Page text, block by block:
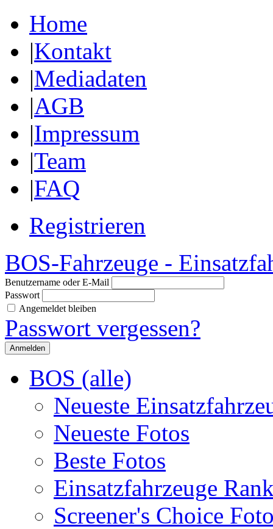
Home
|Kontakt
|Mediadaten
|AGB
|Impressum
|Team
|FAQ
Registrieren
BOS-Fahrzeuge -
Benutzername oder E-Mail
Passwort
Angemeldet bleiben
Passwort vergessen?
BOS (alle)
Neueste
Neueste Fotos
Beste Fotos
Einsatzfahrzeuge
Screener's Choice